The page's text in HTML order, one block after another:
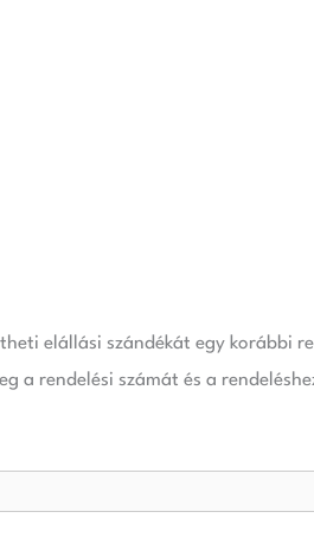
elállási szándékát egy korábbi
a rendelési számát és a